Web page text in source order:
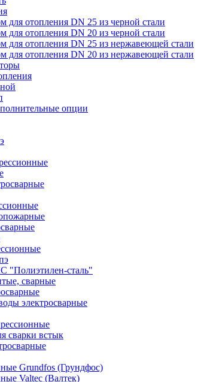
для отопления DN 25 из черной стали
для отопления DN 20 из черной стали
для отопления DN 25 из нержавеющей стали
для отопления DN 20 из нержавеющей стали
опции
"Полиэтилен-сталь"
сварные
электросварные
сварки встык
Grundfos (Грундфос)
Valtec (Валтек)